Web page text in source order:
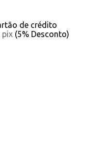
de crédito
pix (5% Desconto)